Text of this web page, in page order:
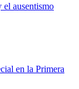
el ausentismo
en la Primera